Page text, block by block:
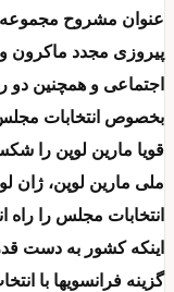
پیروزی مجدد ماکرون
اجتماعی و همچنین
بخصوص انتخابات
قویا مارین لوپن را
ملی مارین لوپن، ژان
اینکه کشور به دست
گزینه فرانسویها با